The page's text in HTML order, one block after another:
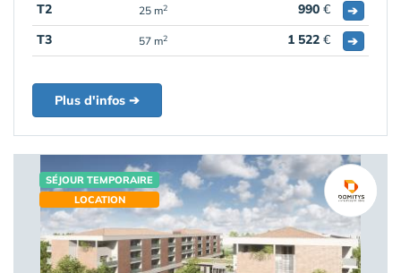
T2 25 m2 990 €
➔
T3
57 m2 1 522 € ➔
Plus d'infos ➔
SÉJOUR TEMPORAIRE
LOCATION